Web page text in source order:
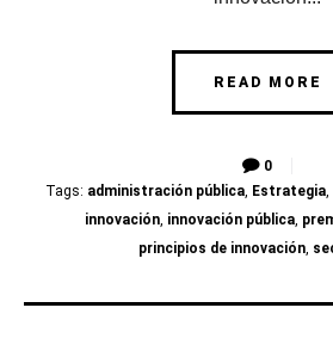
READ MORE
0
Tags: administración pública, Estrategia,
innovación, innovación pública,
principios de innovación,